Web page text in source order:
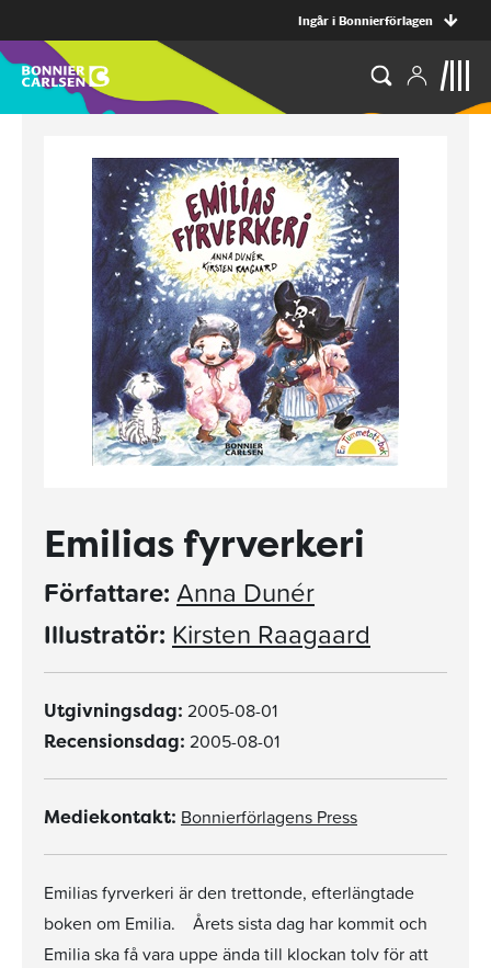
Ingår i Bonnierförlagen
Emilias fyrverkeri
Författare: Anna Dunér
Illustratör: Kirsten Raagaard
Utgivningsdag: 2005-08-01
Recensionsdag: 2005-08-01
Mediekontakt: Bonnierförlagens Press
Emilias fyrverkeri är den trettonde, efterlängtade
boken om Emilia. Årets sista dag har kommit och
Emilia ska få vara uppe ända till klockan tolv för att